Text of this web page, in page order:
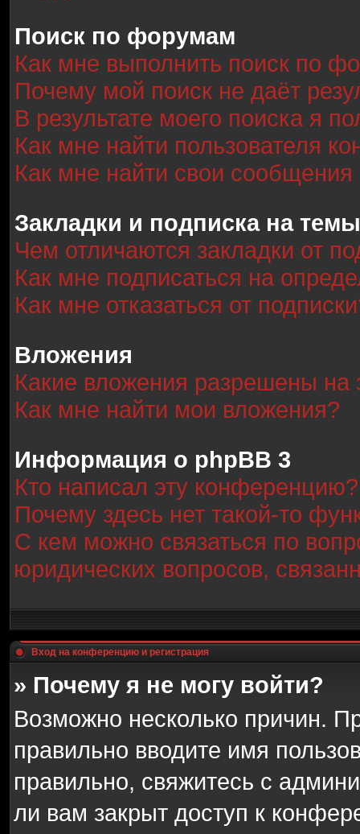
Поиск по форумам
Как мне выполнить поиск по
Почему мой поиск не даёт
В результате моего поиска я
Как мне найти пользователя
Как мне найти свои
Закладки и подписка на темы
Чем отличаются закладки от
Как мне подписаться на
Как мне отказаться от
Вложения
Какие вложения разрешены на
Как мне найти мои вложения?
Информация о phpBB 3
Кто написал эту конференцию?
Почему здесь нет такой-то
С кем можно связаться по
юридических вопросов,
Вход на конференцию и регистрация
» Почему я не могу войти?
Возможно несколько причин.
правильно вводите имя
правильно, свяжитесь с
ли вам закрыт доступ к